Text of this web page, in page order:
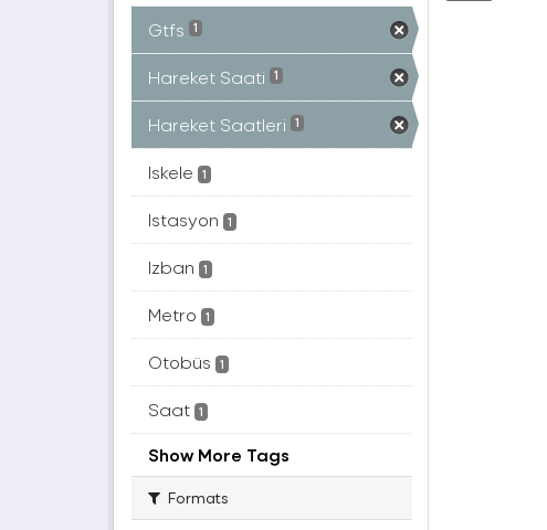
Gtfs 1
Hareket Saati 1
Hareket Saatleri 1
Iskele 1
Istasyon 1
Izban 1
Metro 1
Otobüs 1
Saat 1
Show More Tags
Formats